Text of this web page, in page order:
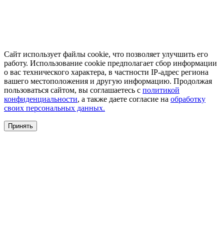
Сайт использует файлы cookie, что позволяет улучшить его
работу. Использование cookie предполагает сбор информации
о вас технического характера, в частности IP-адрес региона
вашего местоположения и другую информацию. Продолжая
пользоваться сайтом, вы соглашаетесь с политикой
конфиденциальности, а также даете согласие на обработку
своих персональных данных.
Принять